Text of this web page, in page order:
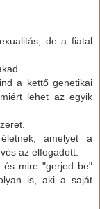
de a fiatal
a kettő genetikai
lehet az egyik
amelyet a
az elfogadott.
és mire "gerjed be"
is, aki a saját